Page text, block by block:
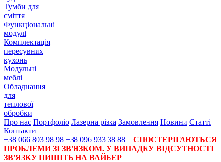
Тумби для
сміття
Функціональні
модулі
Комплектація
пересувних
кухонь
Модульні
меблі
Обладнання
для
теплової
обробки
Про нас Портфоліо Лазерна різка Замовлення Новини Статті
Контакти
+38 066 803 98 98 +38 096 933 38 88
СПОСТЕРІГАЮТЬСЯ
ПРОБЛЕМИ ЗІ ЗВ'ЯЗКОМ. У ВИПАДКУ ВІДСУТНОСТІ
ЗВ'ЯЗКУ ПИШІТЬ НА ВАЙБЕР